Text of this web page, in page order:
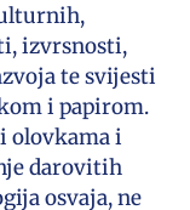
izvrsnosti,
te svijesti
i papirom.
olovkama i
darovitih
osvaja, ne